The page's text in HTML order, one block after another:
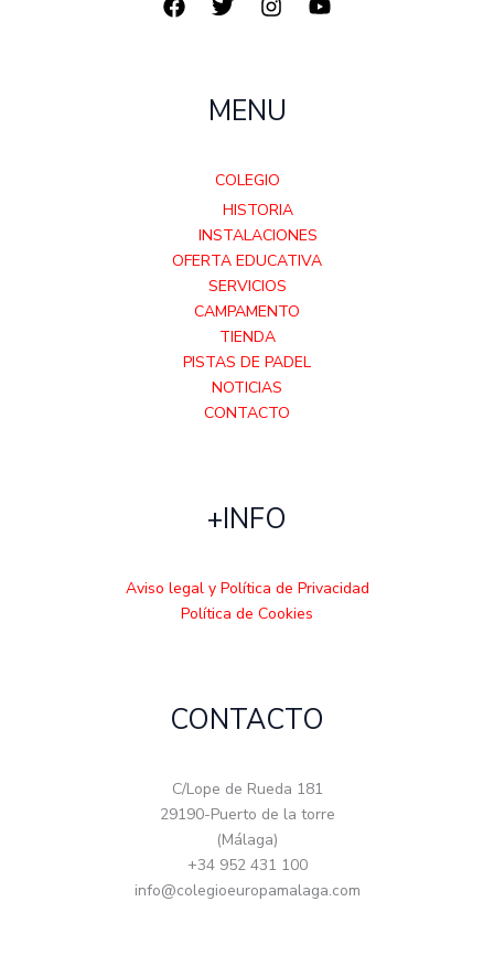
MENU
COLEGIO
HISTORIA
INSTALACIONES
OFERTA EDUCATIVA
SERVICIOS
CAMPAMENTO
TIENDA
PISTAS DE PADEL
NOTICIAS
CONTACTO
+INFO
Aviso legal y Política de Privacidad
Política de Cookies
CONTACTO
C/Lope de Rueda 181
29190-Puerto de la torre
(Málaga)
+34 952 431 100
info@colegioeuropamalaga.com